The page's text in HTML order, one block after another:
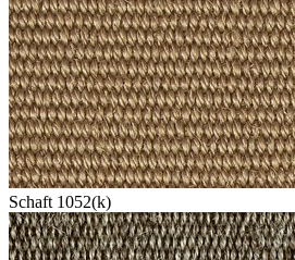
Schaft 1052(k)